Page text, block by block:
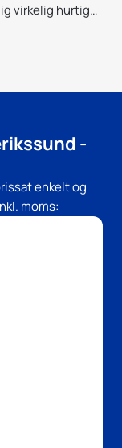
betydning for os
ud til Total
-
enkelt og
moms: